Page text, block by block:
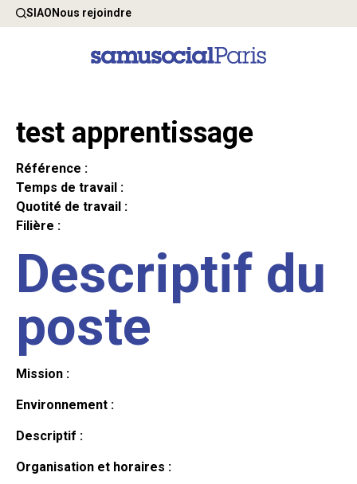
SIAONous rejoindre
test apprentissage
Référence :
Temps de travail :
Quotité de travail :
Filière :
Descriptif du
poste
Mission :
Environnement :
Descriptif :
Organisation et horaires :